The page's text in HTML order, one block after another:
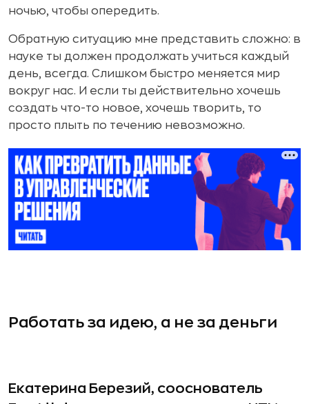
ночью, чтобы опередить.
Обратную ситуацию мне представить сложно: в
науке ты должен продолжать учиться каждый
день, всегда. Слишком быстро меняется мир
вокруг нас. И если ты действительно хочешь
создать что-то новое, хочешь творить, то
просто плыть по течению невозможно.
Работать за идею, а не за деньги
Екатерина Березий, сооснователь